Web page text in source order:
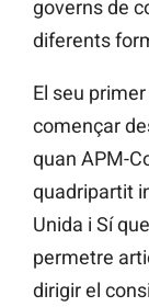
governs de
diferents
El seu
començar
quan APM-
quadripartit
Unida i Sí
permetre
dirigir el